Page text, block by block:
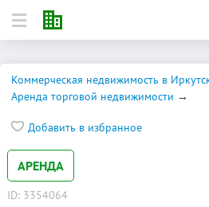
Коммерческая недвижимость в
Аренда торговой недвижимости
Добавить в избранное
АРЕНДА
ID: 3354064